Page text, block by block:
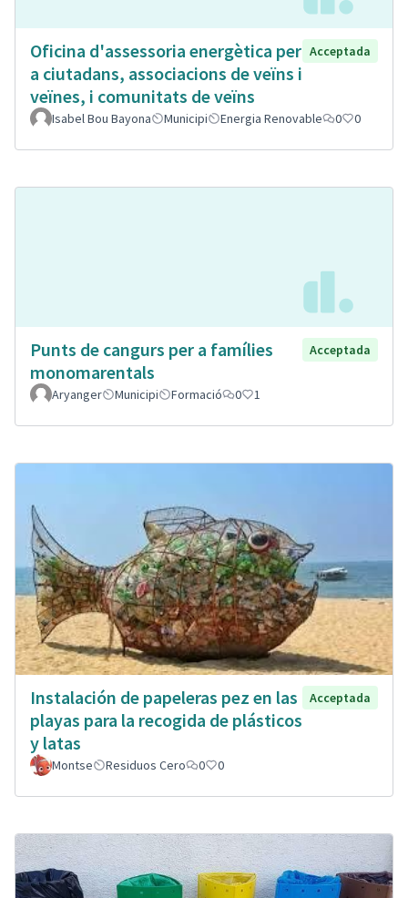
Oficina d'assessoria energètica per
a ciutadans, associacions de veïns i
veïnes, i comunitats de veïns
Acceptada
Isabel Bou Bayona Municipi Energia Renovable 0 0
Punts de cangurs per a famílies
monomarentals
Acceptada
Aryanger Municipi Formació 0 1
Instalación de papeleras pez en las
playas para la recogida de plásticos
y latas
Acceptada
Montse Residuos Cero 0 0